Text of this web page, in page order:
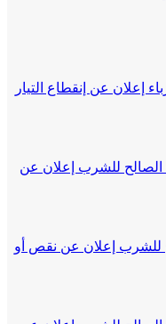
إعلان عن إنقطاع التيار
للشرب إعلان عن
للشرب إعلان عن نقص أو